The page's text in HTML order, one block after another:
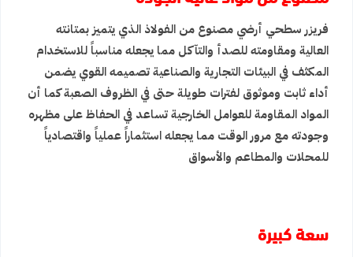
فريزر سطحي أرضي مصنوع من الفولاذ الذي يتميز بمتانته
العالية ومقاومته للصدأ والتآكل مما يجعله مناسباً للاستخدام
المكثف في البيئات التجارية والصناعية تصميمه القوي يضمن
أداء ثابت وموثوق لفترات طويلة حتى في الظروف الصعبة كما أن
المواد المقاومة للعوامل الخارجية تساعد في الحفاظ على مظهره
وجودته مع مرور الوقت مما يجعله استثماراً عملياً واقتصادياً
للمحلات والمطاعم والأسواق
سعة كبيرة